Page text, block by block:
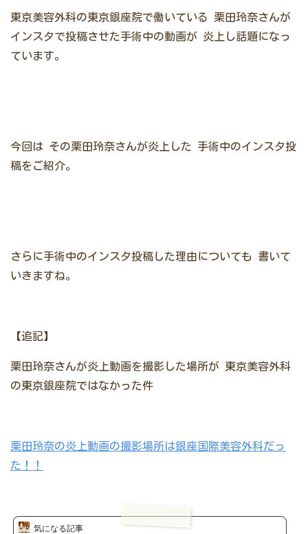
東京美容外科の東京銀座院で働いている
栗田玲奈さんが
インスタで投稿させた手術中の動画が 炎上し話題になっ
ています。
今回は その栗田玲奈さんが炎上した
手術中のインスタ投
稿をご紹介。
さらに手術中のインスタ投稿した理由についても
書いて
いきますね。
【追記】
栗田玲奈さんが炎上動画を撮影した場所が 東京美容外科
の東京銀座院ではなかった件
栗田玲奈の炎上動画の撮影場所は銀座国際美容外科だっ
た！！
気になる記事